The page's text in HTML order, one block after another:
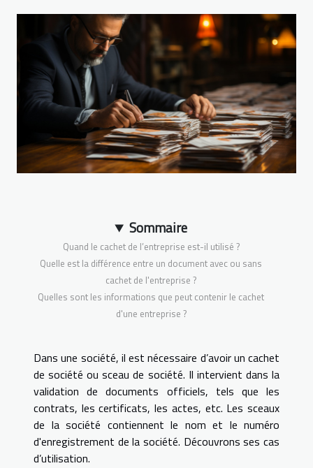
Sommaire
Quand le cachet de l’entreprise est-il utilisé ?
Quelle est la différence entre un document avec ou sans
cachet de l'entreprise ?
Quelles sont les informations que peut contenir le cachet
d'une entreprise ?
Dans une société, il est nécessaire d’avoir un cachet
de société ou sceau de société. Il intervient dans la
validation de documents officiels, tels que les
contrats, les certificats, les actes, etc. Les sceaux
de la société contiennent le nom et le numéro
d'enregistrement de la société. Découvrons ses cas
d’utilisation.